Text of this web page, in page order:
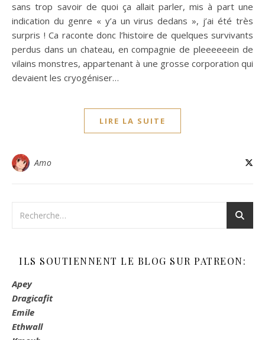
sans trop savoir de quoi ça allait parler, mis à part une
indication du genre « y’a un virus dedans », j’ai été très
surpris ! Ca raconte donc l’histoire de quelques survivants
perdus dans un chateau, en compagnie de pleeeeeein de
vilains monstres, appartenant à une grosse corporation qui
devaient les cryogéniser…
LIRE LA SUITE
Amo
ILS SOUTIENNENT LE BLOG SUR PATREON:
Apey
Dragicafit
Emile
Ethwall